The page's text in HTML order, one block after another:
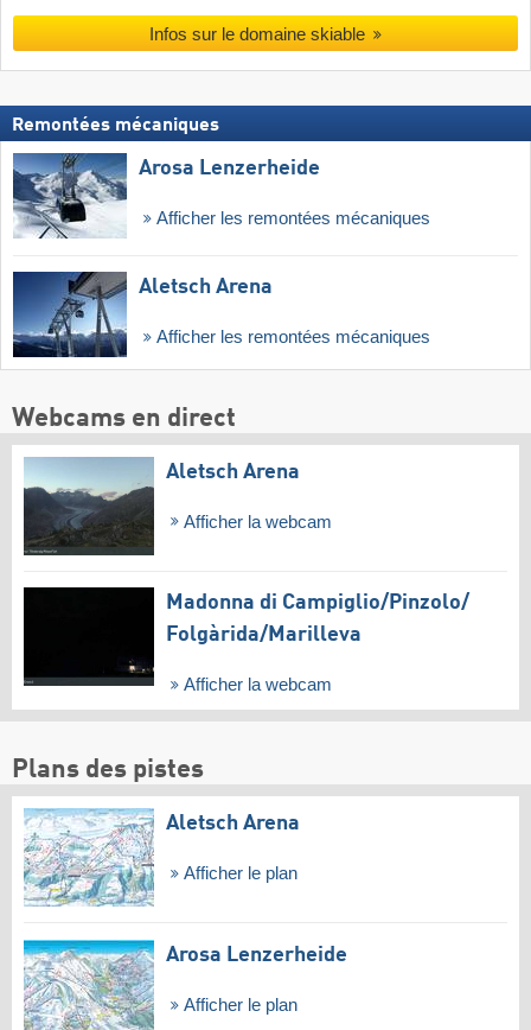
Infos sur le domaine skiable
Remontées mécaniques
Arosa Lenzerheide
Afficher les remontées mécaniques
Aletsch Arena
Afficher les remontées mécaniques
Webcams en direct
Aletsch Arena
Afficher la webcam
Madonna di Campiglio/​Pinzolo/​
Folgàrida/​Marilleva
Afficher la webcam
Plans des pistes
Aletsch Arena
Afficher le plan
Arosa Lenzerheide
Afficher le plan